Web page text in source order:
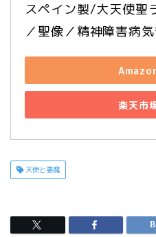
スペイン製/大天使聖
／聖像／精神障害病
楽天市
天使と悪魔